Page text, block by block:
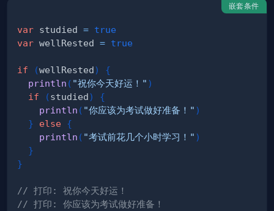
嵌套条件
var studied = true
var wellRested = true
if (wellRested)
{
println ( "祝你今天好运！" )
if
(studied)
{
println ( "你应该为考试做好准备！" )
}
else {
println ( "考试前花几个小时学习！" )
}
}
// 打印: 祝你今天好运！
// 打印: 你应该为考试做好准备！